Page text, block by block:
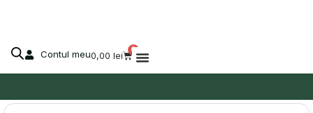
Contul meu0,00 lei
0
Cart
adancit
17x40x12mm
6203ZZGP